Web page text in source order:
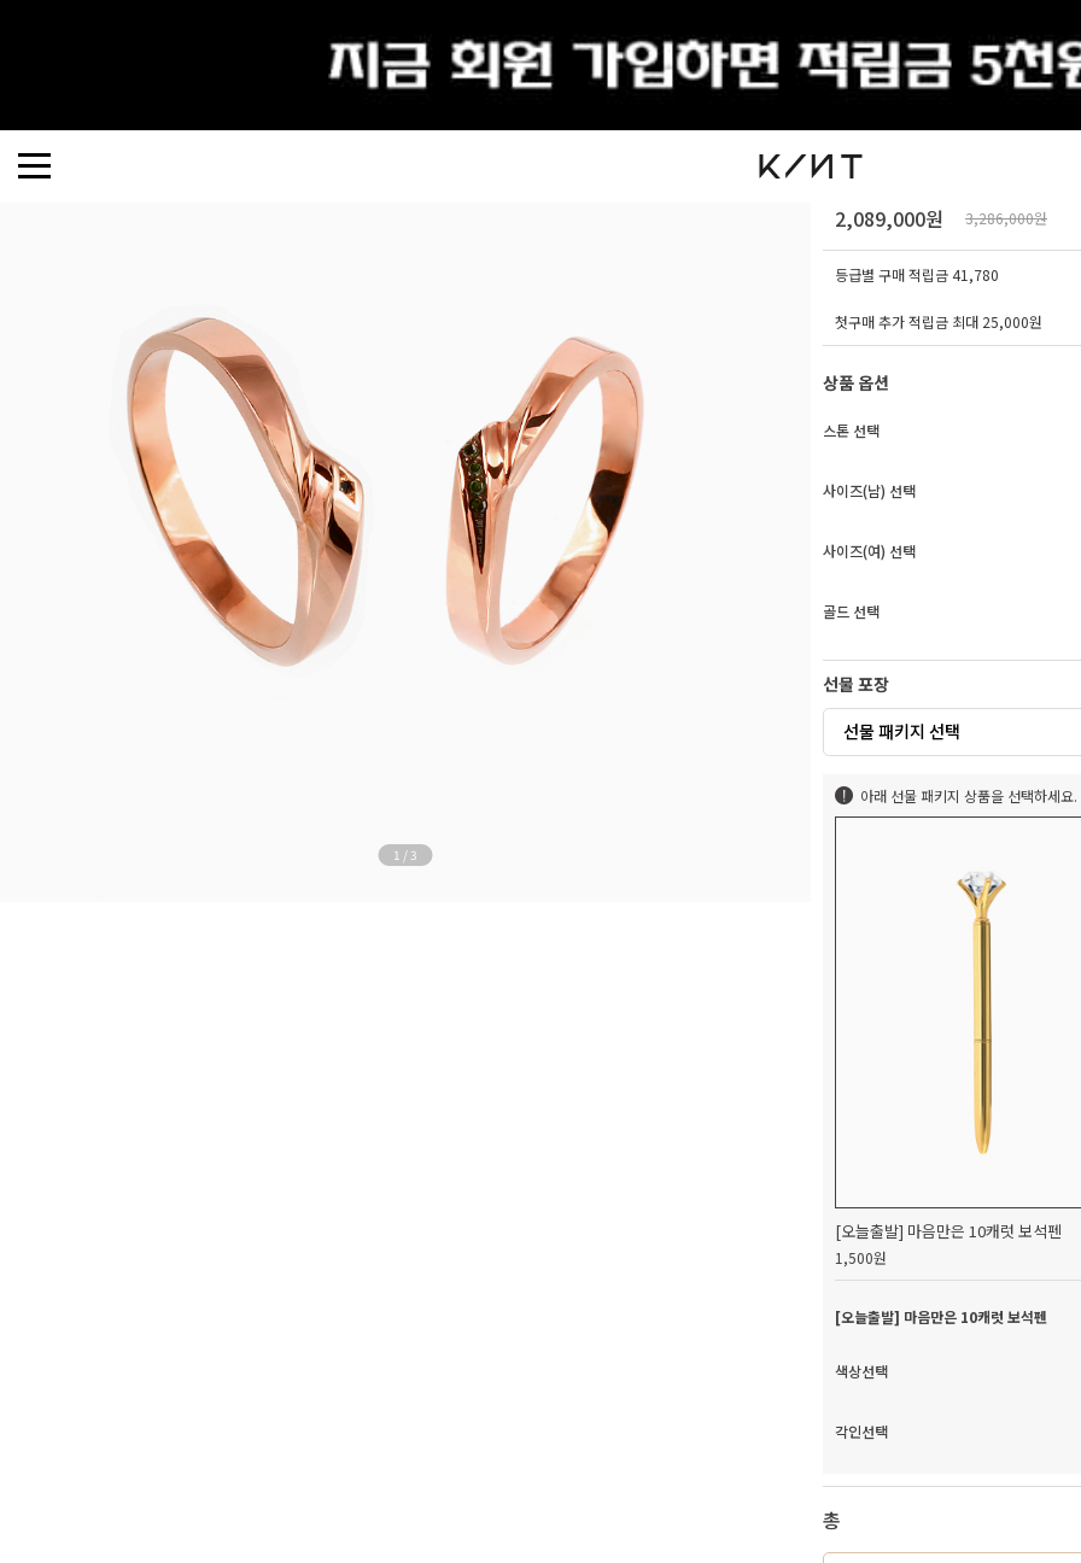
1 / 3
[천연 다이아몬드]
2,089,000원 3,286,000원
등급별 구매 적립금41,780
첫구매 추가 적립금 최대 25,000원
상품 옵션
스톤 선택
사이즈(남) 선택
사이즈(여) 선택
골드 선택
선물 포장
선물 패키지 선택
아래 선물 패키지 상품을 선택하세요.
[오늘출발] 마음만은 10캐럿 보석펜
1,500원
[오늘출발] 마음만은 10캐럿 보석펜
색상선택
각인선택
총